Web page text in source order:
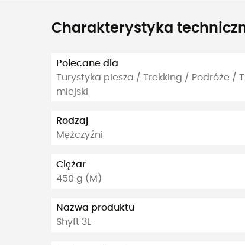
Charakterystyka
Polecane dla
Turystyka piesza / Trekking / Podróże /
miejski
Rodzaj
Mężczyźni
Ciężar
450 g (M)
Nazwa produktu
Shyft 3L